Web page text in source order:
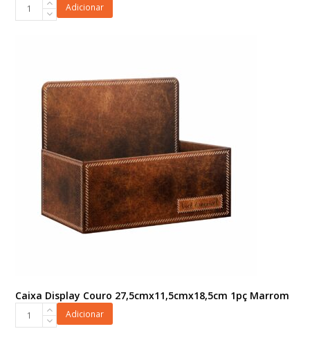
Adicionar
Caixa Display Couro 27,5cmx11,5cmx18,5cm 1pç Marrom
Adicionar